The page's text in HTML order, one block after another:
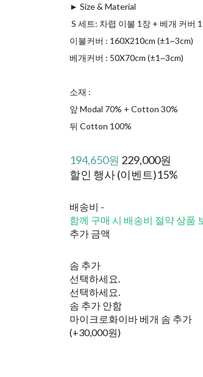
► Size & Material
ㅤ S 세트: 차렵 이불 1장 + 베개 커버
ㅤ이불커버 : 160X210cm (±1~3cm)
ㅤ베개커버 : 50X70cm (±1~3cm)
소재 :
앞 Modal 70% + Cotton 30%
뒤 Cotton 100%
194,650원 229,000원
할인 행사 (이벤트)15%
배송비 -
함께 구매 시 배송비 절약 상품
추가 금액
솜 추가
선택하세요.
선택하세요.
솜 추가 안함
마이크로화이바 베개 솜 추가
(+30,000원)